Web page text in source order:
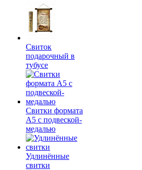
Свиток
подарочный в
тубусе
Свитки формата
А5 с подвеской-
медалью
Удлинённые
свитки